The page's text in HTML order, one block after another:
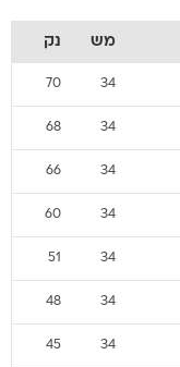
מש נק
34
70
34
68
34
66
34
60
34
51
34
48
34
45